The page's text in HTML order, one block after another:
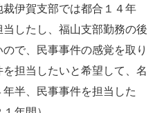
伊賀支部では都合１４年
したし、福山支部勤務の後
で、民事事件の感覚を取り
担当したいと希望して、名
半、民事事件を担当した